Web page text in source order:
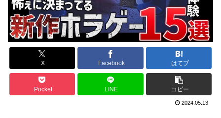
X Facebook はてブ
Pocket LINE コピー
2024.05.13